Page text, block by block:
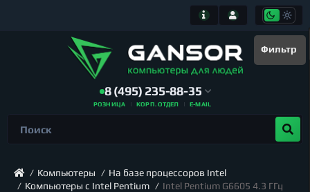
Фильтр
8 (495) 235-88-35
РОЗНИЦА КОРП. ОТДЕЛ E-MAIL
Компьютеры
На базе процессоров Intel
Компьютеры с Intel Pentium
Intel Pentium G6605 4.3 ГГц